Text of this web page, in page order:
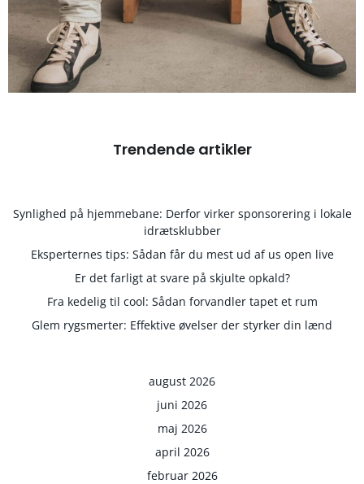
Trendende artikler
Synlighed på hjemmebane: Derfor virker sponsorering i lokale
idrætsklubber
Eksperternes tips: Sådan får du mest ud af us open live
Er det farligt at svare på skjulte opkald?
Fra kedelig til cool: Sådan forvandler tapet et rum
Glem rygsmerter: Effektive øvelser der styrker din lænd
august 2026
juni 2026
maj 2026
april 2026
februar 2026